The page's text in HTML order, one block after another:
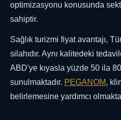
optimizasyonu konusunda
sahiptir.
Sağlık turizmi fiyat avantajı,
silahıdır. Aynı kalitedeki
ABD'ye kıyasla yüzde 50 ila
sunulmaktadır. PEGANOM,
belirlemesine yardımcı